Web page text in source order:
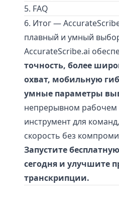
5. FAQ
6. Итог —
плавный и умный
AccurateScribe.ai
точность, более
охват, мобильную
умные параметры
непрерывном рабочем
инструмент для
скорость без
Запустите
сегодня и улучшите
транскрипции.